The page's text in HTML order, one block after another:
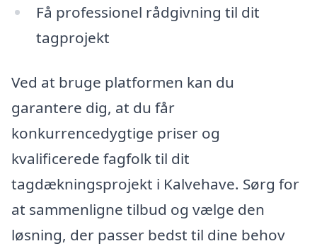
Få professionel rådgivning til dit
tagprojekt
Ved at bruge platformen kan du
garantere dig, at du får
konkurrencedygtige priser og
kvalificerede fagfolk til dit
tagdækningsprojekt i Kalvehave. Sørg for
at sammenligne tilbud og vælge den
løsning, der passer bedst til dine behov